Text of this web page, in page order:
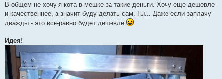
В общем не хочу я кота в мешке за такие деньги. Хочу еще дешевле
и качественнее, а значит буду делать сам. Гы... Даже если заплачу
дважды - это все-равно будет дешевле
Идея!